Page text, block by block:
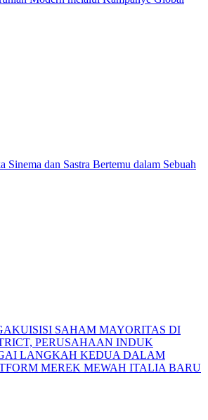
dan Sastra Bertemu dalam Sebuah
SAHAM MAYORITAS DI
PERUSAHAAN INDUK
LANGKAH KEDUA DALAM
MEREK MEWAH ITALIA BARU